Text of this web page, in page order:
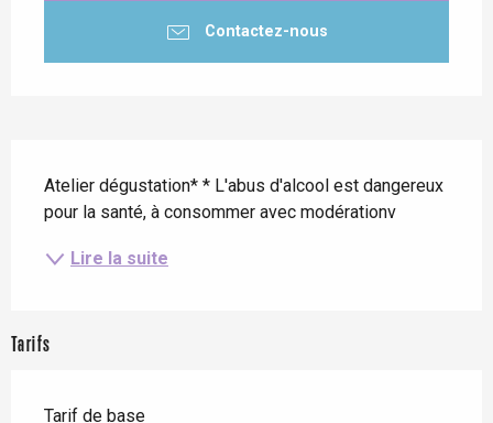
Contactez-nous
Atelier dégustation* * L'abus d'alcool est dangereux
pour la santé, à consommer avec modérationv
Lire la suite
Tarifs
Tarif de base